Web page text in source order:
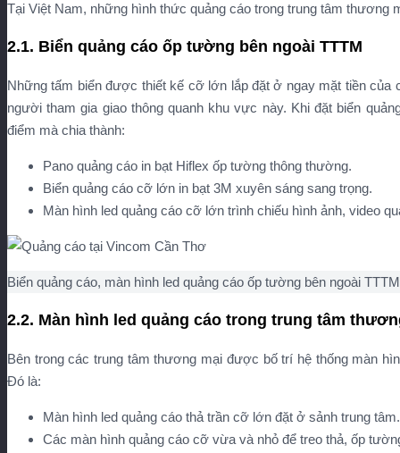
Tại Việt Nam, những hình thức quảng cáo trong trung tâm thương
2.1. Biển quảng cáo ốp tường bên ngoài TTTM
Những tấm biển được thiết kế cỡ lớn lắp đặt ở ngay mặt tiền
người tham gia giao thông quanh khu vực này. Khi đặt biển
điểm mà chia thành:
Pano quảng cáo in bạt Hiflex ốp tường thông thường.
Biển quảng cáo cỡ lớn in bạt 3M xuyên sáng sang trọng.
Màn hình led quảng cáo cỡ lớn trình chiếu hình ảnh, video
Biển quảng cáo, màn hình led quảng cáo ốp tường bên ngoài TTTM
2.2. Màn hình led quảng cáo trong trung tâm
Bên trong các trung tâm thương mại được bố trí hệ thống màn
Đó là:
Màn hình led quảng cáo thả trần cỡ lớn đặt ở sảnh trung tâm.
Các màn hình quảng cáo cỡ vừa và nhỏ để treo thả, ốp